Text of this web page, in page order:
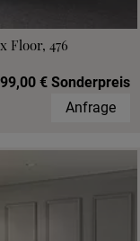
Floor, 476
€ Sonderpreis
Anfrage